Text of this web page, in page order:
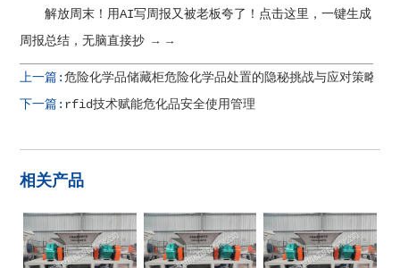
解放周末！用AI写周报又被老板夸了！点击这里，一键生成
周报总结，无脑直接抄 → →
上一篇:危险化学品储藏柜危险化学品处置的隐秘挑战与应对策略揭
下一篇: rfid技术赋能危化品安全使用管理
相关产品